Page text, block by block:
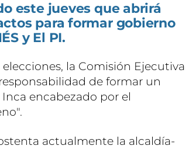
este jueves que abrirá
para formar gobierno
y El PI.
la Comisión Ejecutiva
de formar un
encabezado por el
actualmente la alcaldía-